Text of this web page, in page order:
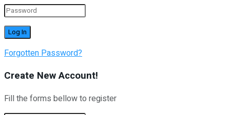
Forgotten Password?
Create New Account!
Fill the forms bellow to register